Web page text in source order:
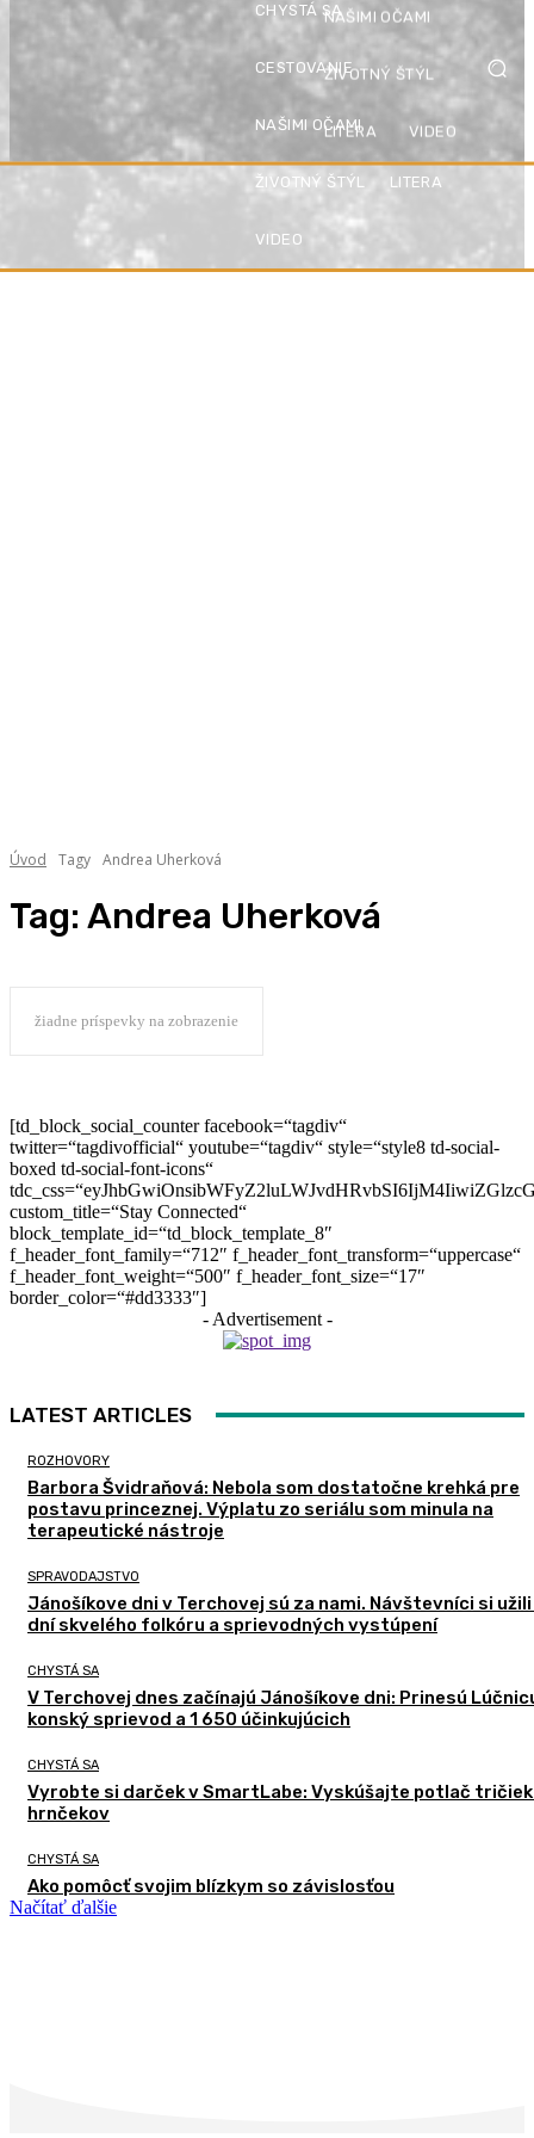
CHYSTÁ SA
CESTOVANIE
NAŠIMI OČAMI
ŽIVOTNÝ ŠTÝL LITERA
VIDEO
NAŠIMI OČAMI
ŽIVOTNÝ ŠTÝL
LITERA VIDEO
Úvod Tagy Andrea Uherková
Tag: Andrea Uherková
žiadne príspevky na zobrazenie
[td_block_social_counter facebook=“tagdiv“
twitter=“tagdivofficial“ youtube=“tagdiv“ style=“style8 td-social-
boxed td-social-font-icons“
custom_title=“Stay Connected“
block_template_id=“td_block_template_8″
f_header_font_family=“712″ f_header_font_transform=“uppercase“
f_header_font_weight=“500″ f_header_font_size=“17″
border_color=“#dd3333″]
- Advertisement -
LATEST ARTICLES
ROZHOVORY
Barbora Švidraňová: Nebola som dostatočne krehká pre
postavu princeznej. Výplatu zo seriálu som minula na
terapeutické nástroje
SPRAVODAJSTVO
Jánošíkove dni v Terchovej sú za nami. Návštevníci si
dní skvelého folkóru a sprievodných vystúpení
CHYSTÁ SA
V Terchovej dnes začínajú Jánošíkove dni: Prinesú
konský sprievod a 1 650 účinkujúcich
CHYSTÁ SA
Vyrobte si darček v SmartLabe: Vyskúšajte potlač tričiek
hrnčekov
CHYSTÁ SA
Ako pomôcť svojim blízkym so závislosťou
Načítať ďalšie